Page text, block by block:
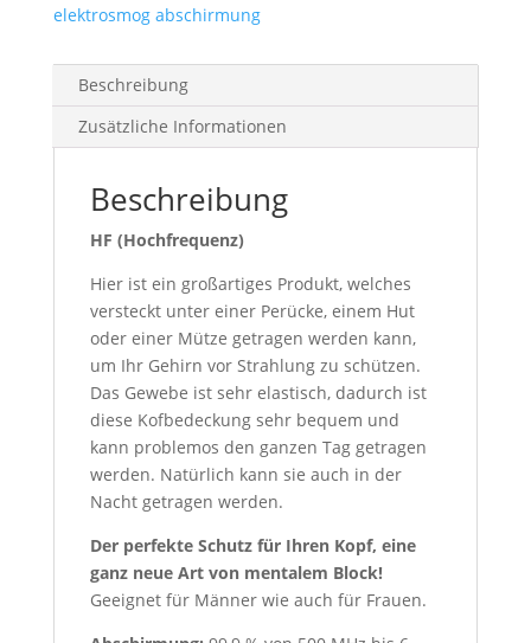
elektrosmog abschirmung
Beschreibung
Zusätzliche Informationen
Beschreibung
HF (Hochfrequenz)
Hier ist ein großartiges Produkt, welches
versteckt unter einer Perücke, einem Hut
oder einer Mütze getragen werden kann,
um Ihr Gehirn vor Strahlung zu schützen.
Das Gewebe ist sehr elastisch, dadurch ist
diese Kofbedeckung sehr bequem und
kann problemos den ganzen Tag getragen
werden. Natürlich kann sie auch in der
Nacht getragen werden.
Der perfekte Schutz für Ihren Kopf, eine
ganz neue Art von mentalem Block!
Geeignet für Männer wie auch für Frauen.